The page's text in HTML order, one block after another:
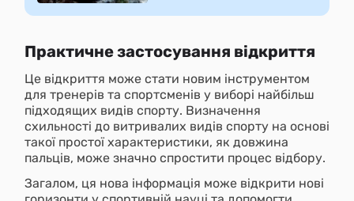
Практичне застосування відкриття
Це відкриття може стати новим інструментом
для тренерів та спортсменів у виборі найбільш
підходящих видів спорту. Визначення
схильності до витривалих видів спорту на основі
такої простої характеристики, як довжина
пальців, може значно спростити процес відбору.
Загалом, ця нова інформація може відкрити нові